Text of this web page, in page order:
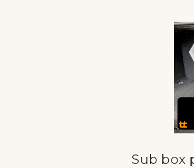
Sub box